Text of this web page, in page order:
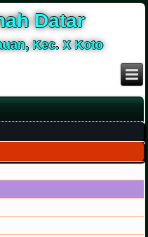
Datar
Kec. X Koto